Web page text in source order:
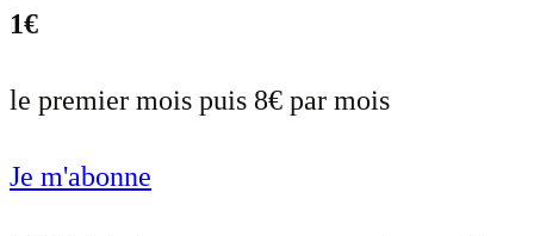
1€
le premier mois puis 8€ par mois
Je m'abonne